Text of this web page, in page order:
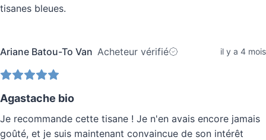
tisanes bleues.
Ariane Batou-To Van Acheteur vérifié il y a 4 mois
Agastache bio
Je recommande cette tisane ! Je n'en avais encore jamais
goûté, et je suis maintenant convaincue de son intérêt